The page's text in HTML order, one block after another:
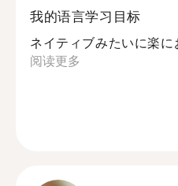
我的语言学习目标
ネイティブみたいに楽に
阅读更多